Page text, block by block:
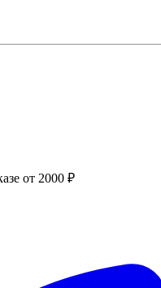
от 2000 ₽